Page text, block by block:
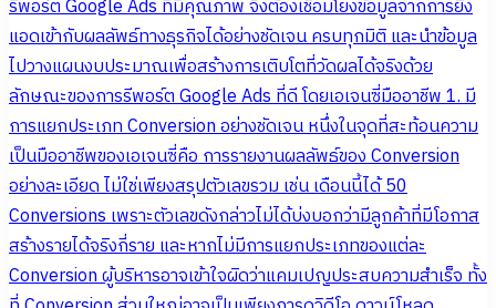
รีพอร์ต Google Ads ที่มีคุณภาพ จึงต้องเชื่อมโยงข้อมูลจากการยิง
แอดเข้ากับผลลัพธ์ทางธุรกิจได้อย่างชัดเจน ครบทุกมิติ และนำข้อมูล
ไปวางแผนงบประมาณเพื่อสร้างการเติบโตที่วัดผลได้จริงด้วย
ลักษณะของการรีพอร์ต Google Ads ที่ดี โดยเอเจนซี่มืออาชีพ 1. มี
การแยกประเภท Conversion อย่างชัดเจน หนึ่งในจุดที่สะท้อนความ
เป็นมืออาชีพของเอเจนซี่คือ การรายงานผลลัพธ์ของ Conversion
อย่างละเอียด ไม่ใช่เพียงสรุปตัวเลขรวม เช่น เดือนนี้ได้ 50
Conversions เพราะตัวเลขดังกล่าวไม่ได้บ่งบอกว่ามีลูกค้าที่มีโอกาส
สร้างรายได้จริงกี่ราย และหากไม่มีการแยกประเภทของแต่ละ
Conversion ผู้บริหารอาจเข้าใจผิดว่าแคมเปญประสบความสำเร็จ ทั้ง